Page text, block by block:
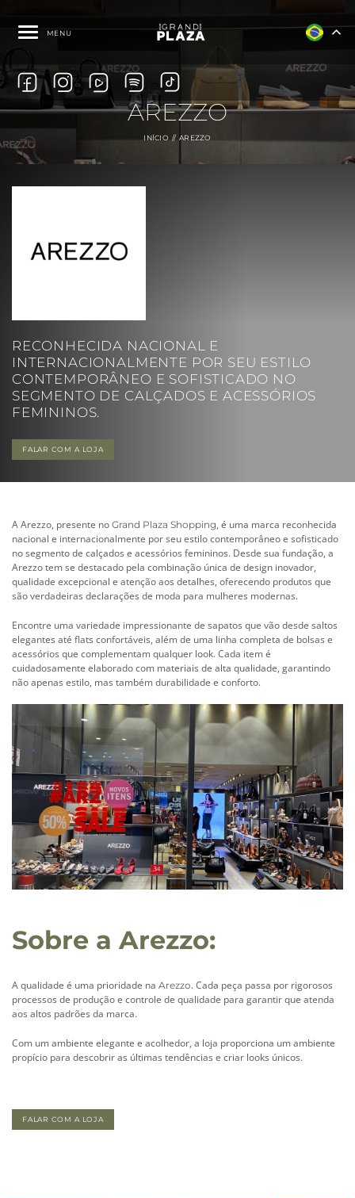
MENU
AREZZO
INÍCIO AREZZO
RECONHECIDA NACIONAL E
INTERNACIONALMENTE POR SEU ESTILO
CONTEMPORÂNEO E SOFISTICADO NO
SEGMENTO DE CALÇADOS E ACESSÓRIOS
FEMININOS.
FALAR COM A LOJA
A Arezzo, presente no Grand Plaza Shopping, é uma marca reconhecida
nacional e internacionalmente por seu estilo contemporâneo e sofisticado
no segmento de calçados e acessórios femininos. Desde sua fundação, a
Arezzo tem se destacado pela combinação única de design inovador,
qualidade excepcional e atenção aos detalhes, oferecendo produtos que
são verdadeiras declarações de moda para mulheres modernas.
Encontre uma variedade impressionante de sapatos que vão desde saltos
elegantes até flats confortáveis, além de uma linha completa de bolsas e
acessórios que complementam qualquer look. Cada item é
cuidadosamente elaborado com materiais de alta qualidade, garantindo
não apenas estilo, mas também durabilidade e conforto.
Sobre a Arezzo:
A qualidade é uma prioridade na Arezzo. Cada peça passa por rigorosos
processos de produção e controle de qualidade para garantir que atenda
aos altos padrões da marca.
Com um ambiente elegante e acolhedor, a loja proporciona um ambiente
propício para descobrir as últimas tendências e criar looks únicos.
FALAR COM A LOJA